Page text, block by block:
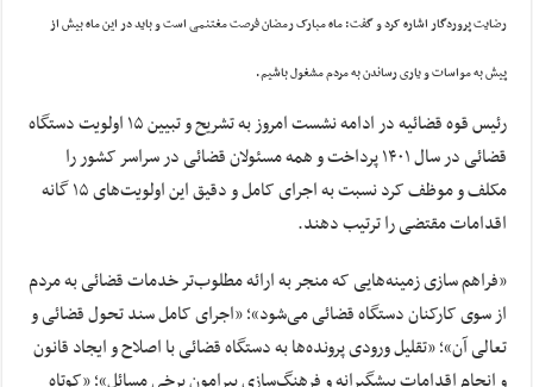
رضایت پروردگار اشاره کرد و گفت: ماه مبارک رمضان فرصت مغتنمی است و باید در این ماه بیش از
پیش به مواسات و یاری رساندن به مردم مشغول باشیم.
رئیس قوه قضائیه در ادامه نشست امروز به تشریح و تبیین ۱۵ اولویت دستگاه
قضائی در سال ۱۴۰۱ پرداخت و همه مسئولان قضائی در سراسر کشور را
مکلف و موظف کرد نسبت به اجرای کامل و دقیق این اولویت‌های ۱۵ گانه
اقدامات مقتضی را ترتیب دهند.
«فراهم سازی زمینه‌هایی که منجر به ارائه مطلوب‌تر خدمات قضائی به مردم
از سوی کارکنان دستگاه قضائی می‌شود»؛ «اجرای کامل سند تحول قضائی و
تعالی آن»؛ «تقلیل ورودی پرونده‌ها به دستگاه قضائی با اصلاح و ایجاد قانون